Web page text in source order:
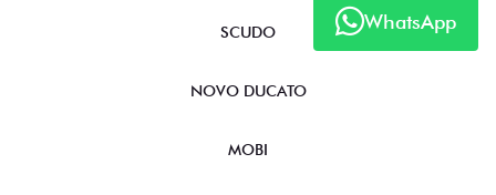
WhatsApp
SCUDO
NOVO DUCATO
MOBI